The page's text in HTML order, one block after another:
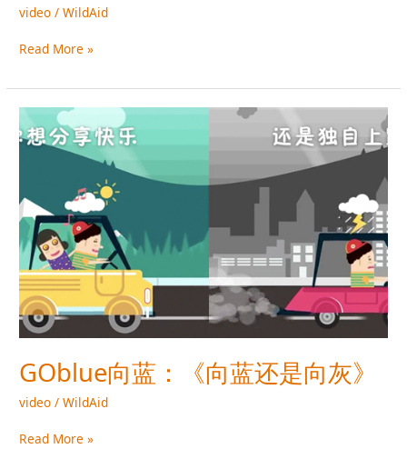
video /WildAid
Read More »
GOblue向蓝：《向蓝还是向灰》
video /WildAid
GOblue
向
蓝
还
是
向
灰》
Read More »